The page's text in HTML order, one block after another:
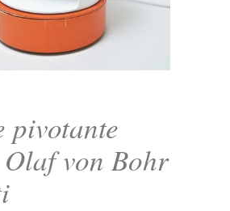
pivotante
von Bohr